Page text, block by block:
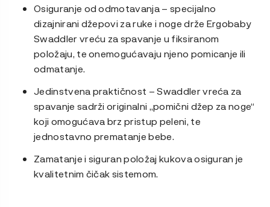
Osiguranje od odmotavanja – specijalno
dizajnirani džepovi za ruke i noge drže Ergobaby
Swaddler vreću za spavanje u fiksiranom
položaju, te onemogućavaju njeno pomicanje ili
odmatanje.
Jedinstvena praktičnost – Swaddler vreća za
spavanje sadrži originalni „pomični džep za noge“
koji omogućava brz pristup peleni, te
jednostavno prematanje bebe.
Zamatanje i siguran položaj kukova osiguran je
kvalitetnim čičak sistemom.